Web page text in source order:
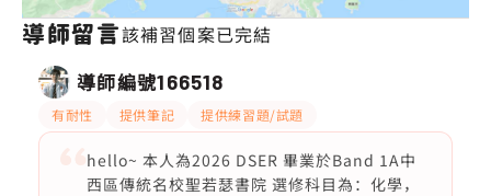
導師留言該補習個案已完結
導師編號166518
有耐性 提供筆記 提供練習題/試題
hello~ 本人為2026 DSER 畢業於Band 1A中
西區傳統名校聖若瑟書院 選修科目為：化學，